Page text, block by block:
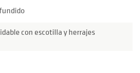
con escotilla y herrajes